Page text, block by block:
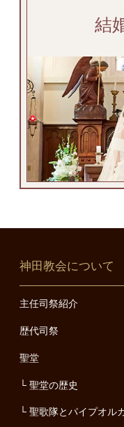
結
神田教会について
主任司祭紹介
歴代司祭
聖堂
聖堂の歴史
聖歌隊とパイプオル